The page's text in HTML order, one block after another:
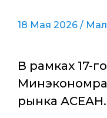
18 Мая 2026 /
В рамках 17-
рынка АСЕАН.